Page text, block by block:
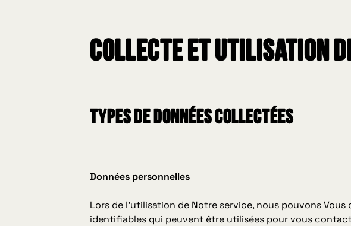
Collecte et Utilisation
TYPES DE DONNÉES COLLECTÉES
Données personnelles
Lors de l'utilisation de Notre service, nous pouvons
identifiables qui peuvent être utilisées pour vous